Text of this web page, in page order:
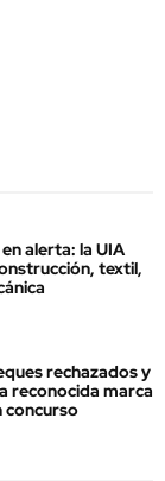
alerta: la UIA
textil,
rechazados y
reconocida marca
concurso